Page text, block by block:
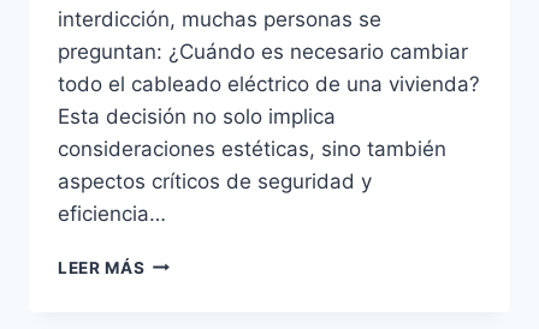
interdicción, muchas personas se
preguntan: ¿Cuándo es necesario cambiar
todo el cableado eléctrico de una vivienda?
Esta decisión no solo implica
consideraciones estéticas, sino también
aspectos críticos de seguridad y
eficiencia…
LEER MÁS CUÁNDO